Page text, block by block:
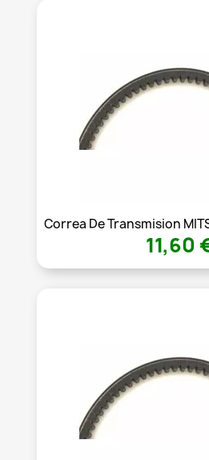
Correa De Transmision
11,60